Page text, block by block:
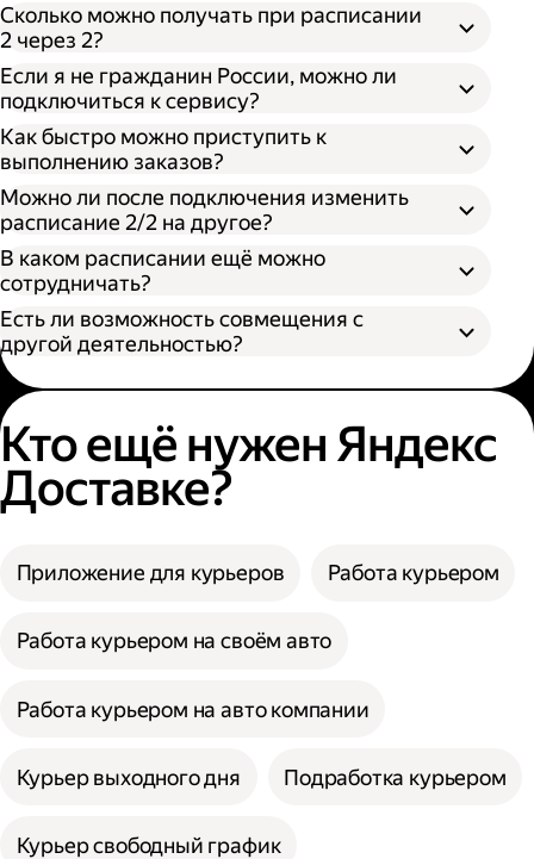
Сколько можно получать при расписании
2 через 2?
Если я не гражданин России, можно ли
подключиться к сервису?
Как быстро можно приступить к
выполнению заказов?
Можно ли после подключения изменить
расписание 2/2 на другое?
В каком расписании ещё можно
сотрудничать?
Есть ли возможность совмещения с
другой деятельностью?
Кто ещё нужен Яндекс
Доставке?
Приложение для курьеров Работа курьером
Работа курьером на своём авто
Работа курьером на авто компании
Курьер выходного дня Подработка курьером
Курьер свободный график